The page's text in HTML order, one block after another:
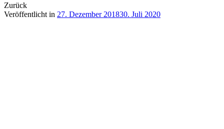
Zurück
Veröffentlicht in 27. Dezember 201830. Juli 2020